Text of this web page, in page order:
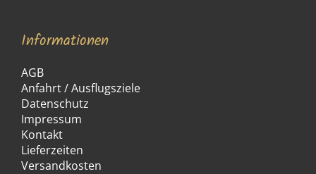
Informationen
AGB
Anfahrt / Ausflugsziele
Datenschutz
Impressum
Kontakt
Lieferzeiten
Versandkosten